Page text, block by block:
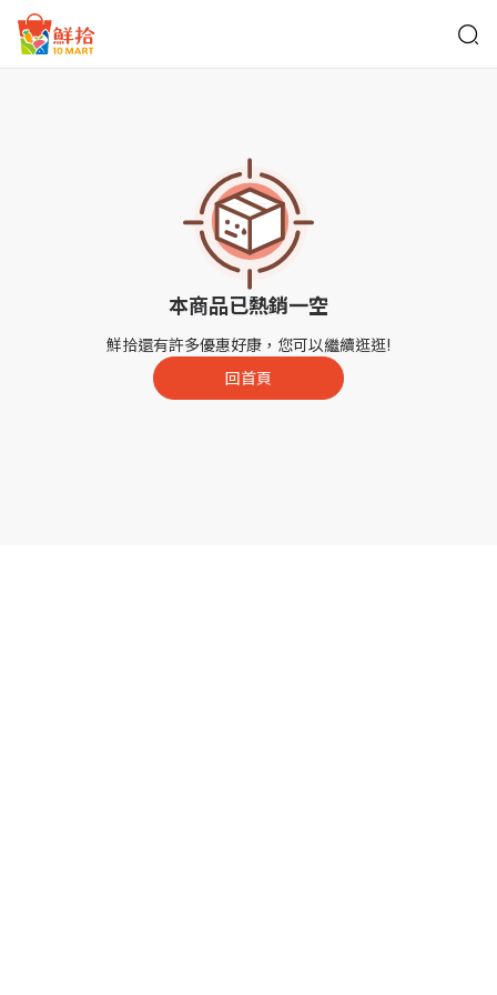
鮮拾
本商品已熱銷一空
鮮拾還有許多優惠好康，您可以繼續逛逛!
回首頁